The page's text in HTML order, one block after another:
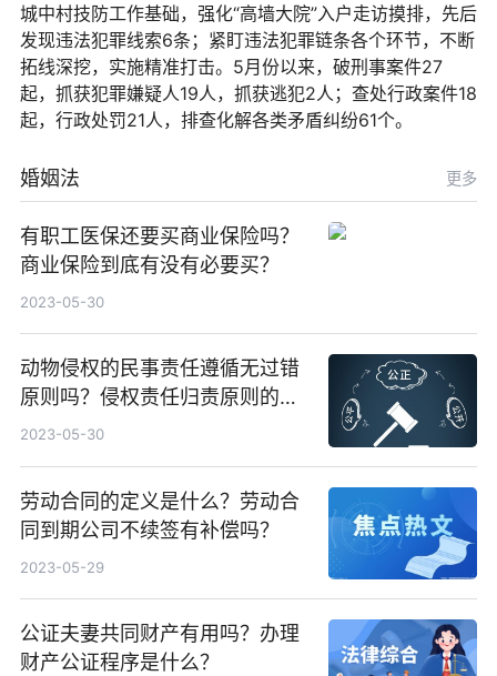
城中村技防工作基础，强化“高墙大院”入户走访摸排，先后
发现违法犯罪线索6条；紧盯违法犯罪链条各个环节，不断
拓线深挖，实施精准打击。5月份以来，破刑事案件27
起，抓获犯罪嫌疑人19人，抓获逃犯2人；查处行政案件18
起，行政处罚21人，排查化解各类矛盾纠纷61个。
婚姻法 更多
有职工医保还要买商业保险吗？
商业保险到底有没有必要买？
2023-05-30
动物侵权的民事责任遵循无过错
原则吗？侵权责任归责原则的分
类
2023-05-30
劳动合同的定义是什么？劳动合
同到期公司不续签有补偿吗？
2023-05-29
公证夫妻共同财产有用吗？办理
财产公证程序是什么？